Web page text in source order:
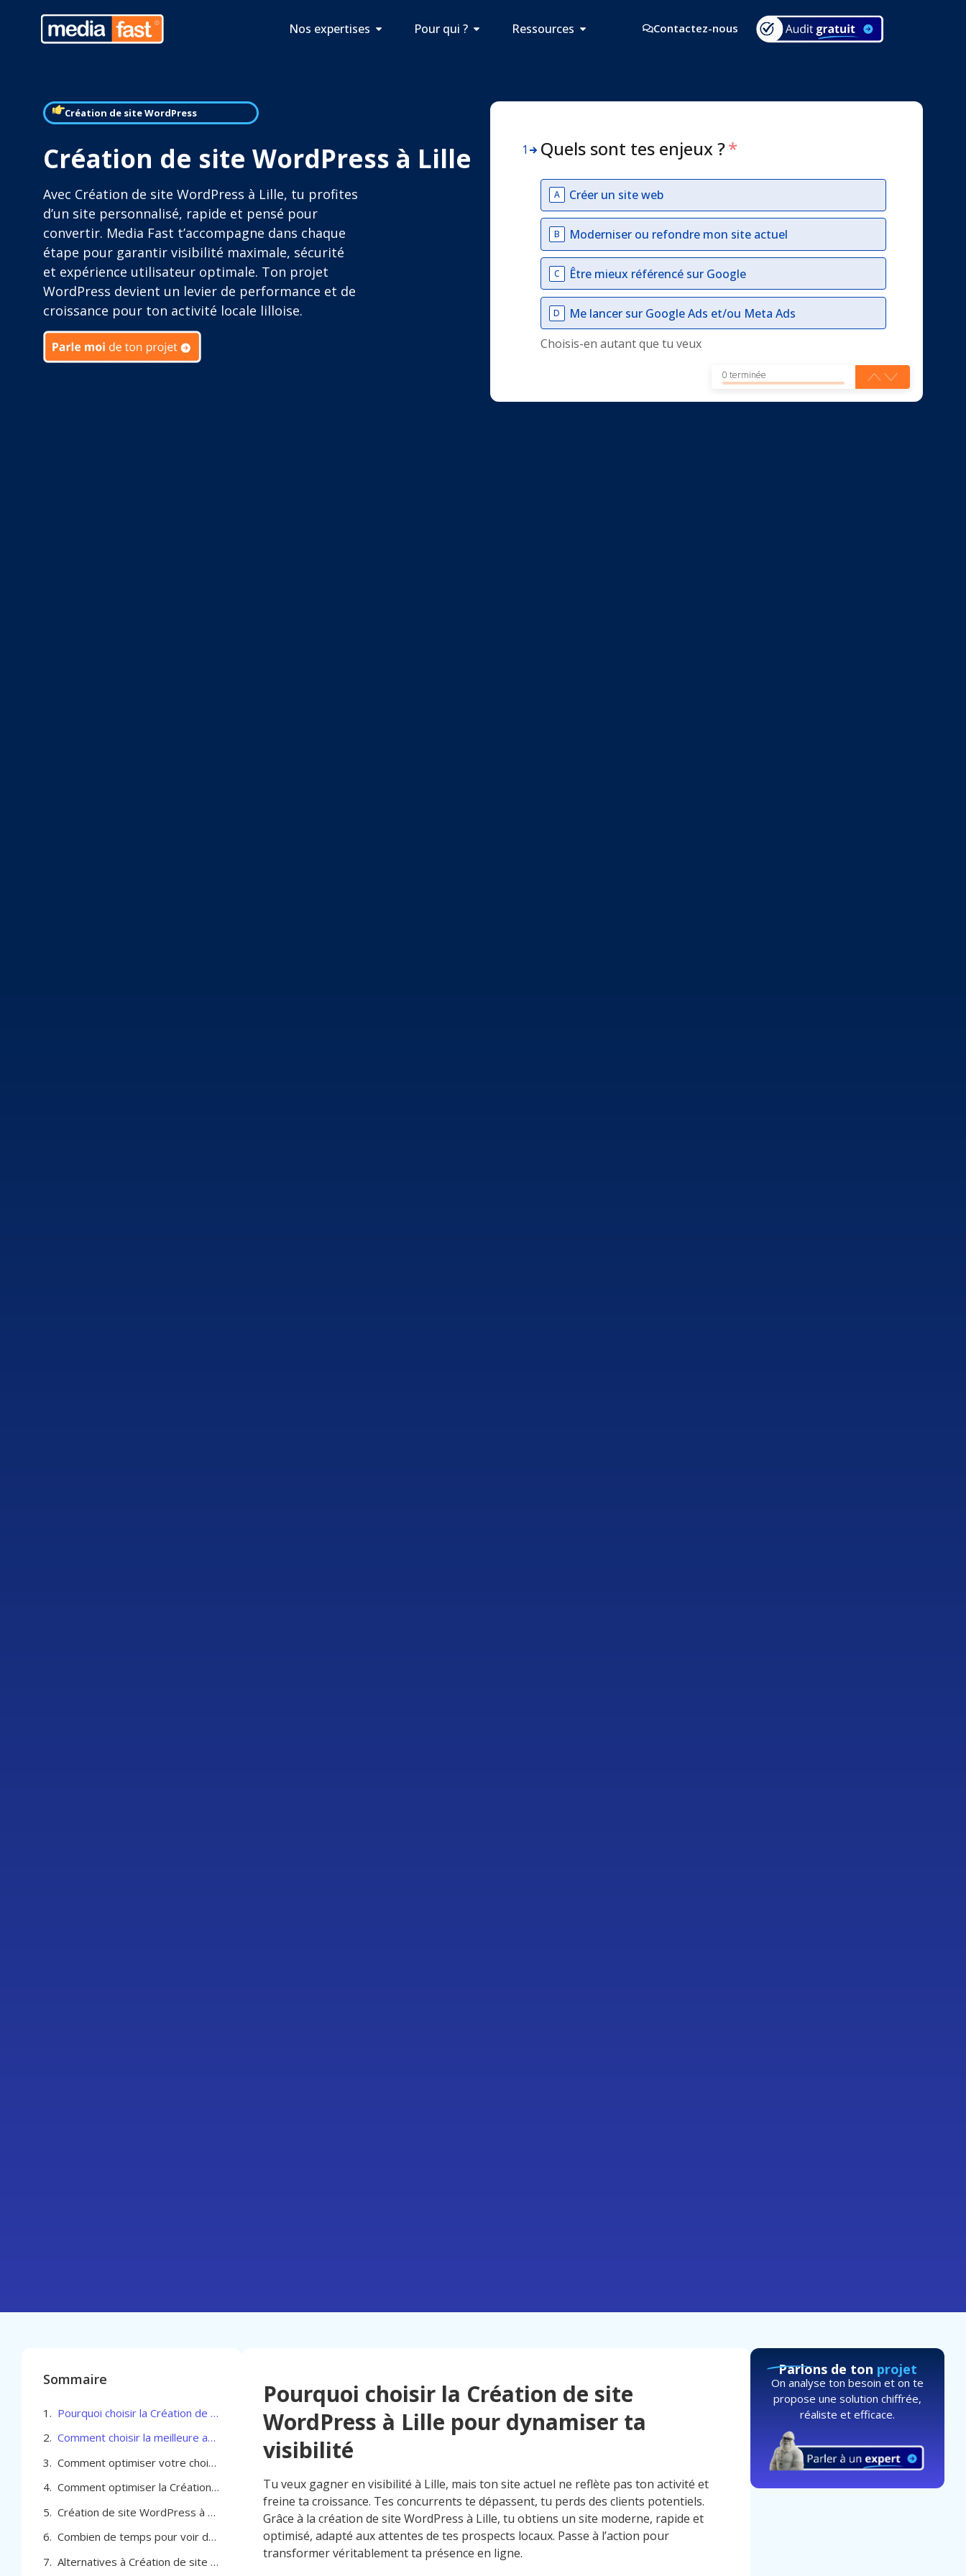
Nos expertises Pour qui ? Ressources Contactez-nous
Création de site WordPress
Création de site WordPress à Lille
Avec Création de site WordPress à Lille, tu profites
d’un site personnalisé, rapide et pensé pour
convertir. Media Fast t’accompagne dans chaque
étape pour garantir visibilité maximale, sécurité
et expérience utilisateur optimale. Ton projet
WordPress devient un levier de performance et de
croissance pour ton activité locale lilloise.
1 Quels sont tes enjeux ?*
A Créer un site web
B Moderniser ou refondre mon site actuel
C Être mieux référencé sur Google
D
Me lancer sur Google Ads et/ou Meta Ads
Choisis-en autant que tu veux
0 terminée
Sommaire
Pourquoi choisir la Création de site WordPress à Lille pour dynamiser ta visibilité
Comment choisir la meilleure agence pour la création de site WordPress à Lille
Comment optimiser votre choix de Création de site WordPress à Lille pour des résultats locaux performants
Comment optimiser la Création de site WordPress à Lille pour maximiser vos résultats
Création de site WordPress à Lille : Guide tarifaire structuré
Combien de temps pour voir des résultats avec la création de site WordPress à Lille
Alternatives à Création de site WordPress à Lille
Pourquoi choisir la Création de site
WordPress à Lille pour dynamiser ta
visibilité
Tu veux gagner en visibilité à Lille, mais ton site actuel ne reflète pas ton activité et
freine ta croissance. Tes concurrents te dépassent, tu perds des clients potentiels.
Grâce à la création de site WordPress à Lille, tu obtiens un site moderne, rapide et
optimisé, adapté aux attentes de tes prospects locaux. Passe à l’action pour
transformer véritablement ta présence en ligne.
Parlons de ton projet
On analyse ton besoin et on te
propose une solution chiffrée,
réaliste et efficace.